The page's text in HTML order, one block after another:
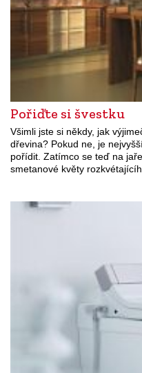
Pořiďte si švestku
Všimli jste si někdy, jak
dřevina? Pokud ne, je
pořídit. Zatímco se teď na
smetanové květy